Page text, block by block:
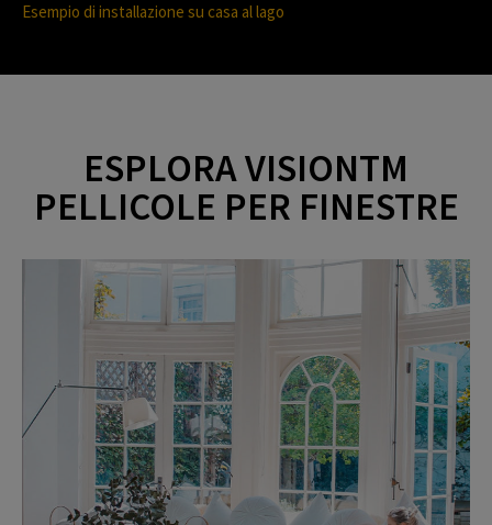
a
y
Esempio di installazione su casa al lago
ESPLORA VISIONTM
PELLICOLE PER FINESTRE